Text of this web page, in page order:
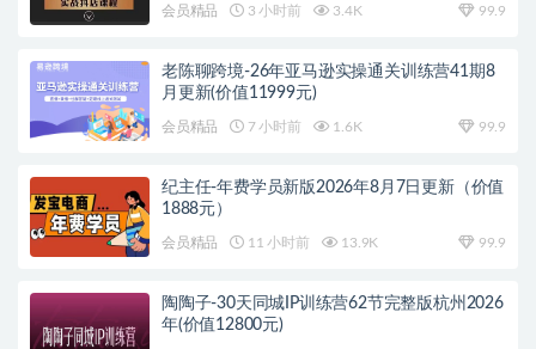
会员精品 3 小时前 3.4K 99.9
老陈聊跨境-26年亚马逊实操通关训练营41期8
月更新(价值11999元)
会员精品 7 小时前 1.6K 99.9
纪主任-年费学员新版2026年8月7日更新（价值
1888元）
会员精品 11 小时前 13.9K 99.9
陶陶子-30天同城IP训练营62节完整版杭州2026
年(价值12800元)